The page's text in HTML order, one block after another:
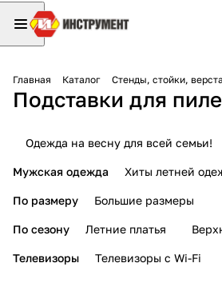
Главная Каталог Стенды, стойки,
Подставки для
Одежда на весну для всей семьи!
Мужская одежда Хиты летней
По размеру Большие размеры
По сезону Летние платья
Телевизоры Телевизоры с Wi-Fi